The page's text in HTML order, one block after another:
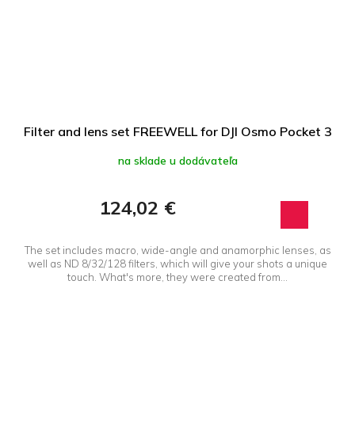
Filter and lens set FREEWELL for DJI Osmo Pocket 3
na sklade u dodávateľa
124,02 €
The set includes macro, wide-angle and anamorphic lenses, as
well as ND 8/32/128 filters, which will give your shots a unique
touch. What's more, they were created from...